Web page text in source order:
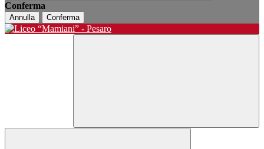
Conferma
Annulla Conferma